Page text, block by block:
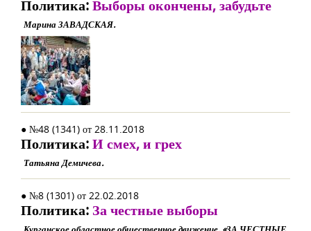
Политика:Выборы окончены, забудьте
Марина ЗАВАДСКАЯ.
● №48 (1341) от 28.11.2018
Политика:И смех, и грех
Татьяна Демичева.
● №8 (1301) от 22.02.2018
Политика: За честные выборы